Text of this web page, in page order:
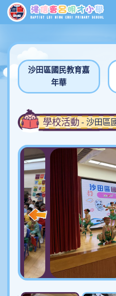
沙田區國民教育嘉
年華
學校活動 - 沙田區